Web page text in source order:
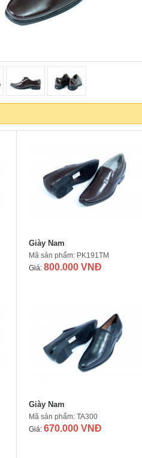
Giày Nam
Mã sản phẩm: PK191TM
Giá: 800.000 VNĐ
Giày Nam
Mã sản phẩm: TA300
Giá: 670.000 VNĐ